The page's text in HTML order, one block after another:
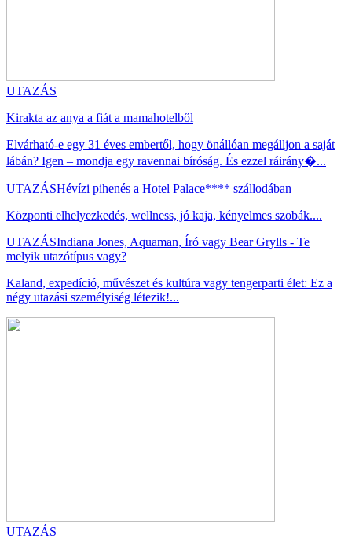
UTAZÁS
Kirakta az anya a fiát a mamahotelből
Elvárható-e egy 31 éves embertől, hogy önállóan megálljon a saját
lábán? Igen – mondja egy ravennai bíróság. És ezzel ráirány�...
UTAZÁSHévízi pihenés a Hotel Palace**** szállodában
Központi elhelyezkedés, wellness, jó kaja, kényelmes szobák....
UTAZÁSIndiana Jones, Aquaman, Író vagy Bear Grylls - Te
melyik utazótípus vagy?
Kaland, expedíció, művészet és kultúra vagy tengerparti élet: Ez a
négy utazási személyiség létezik!...
UTAZÁS